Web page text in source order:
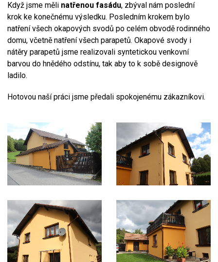
Když jsme měli natřenou fasádu, zbýval nám poslední
krok ke konečnému výsledku. Posledním krokem bylo
natření všech okapových svodů po celém obvodě rodinného
domu, včetně natření všech parapetů. Okapové svody i
nátěry parapetů jsme realizovali syntetickou venkovní
barvou do hnědého odstínu, tak aby to k sobě designově
ladilo.
Hotovou naší práci jsme předali spokojenému zákazníkovi.